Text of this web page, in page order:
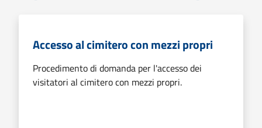
Accesso al cimitero con mezzi propri
Procedimento di domanda per l'accesso dei
visitatori al cimitero con mezzi propri.